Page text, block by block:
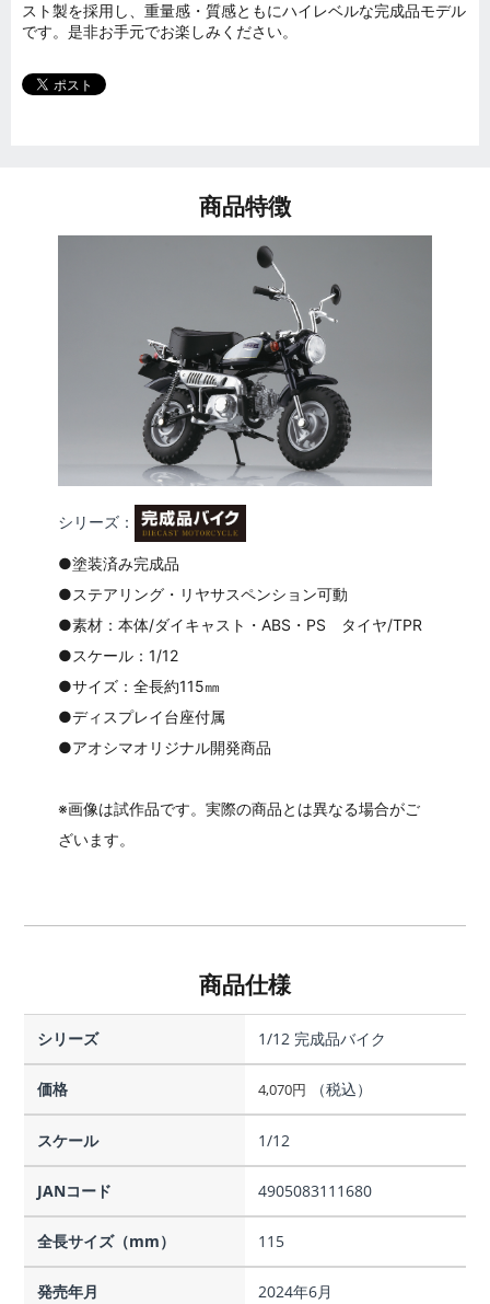
スト製を採用し、重量感・質感ともにハイレベルな完成品モデル
です。是非お手元でお楽しみください。
商品特徴
シリーズ：
●塗装済み完成品
●ステアリング・リヤサスペンション可動
●素材：本体/ダイキャスト・ABS・PS タイヤ/TPR
●スケール：1/12
●サイズ：全長約115㎜
●ディスプレイ台座付属
●アオシマオリジナル開発商品
※画像は試作品です。実際の商品とは異なる場合がご
ざいます。
商品仕様
シリーズ 1/12 完成品バイク
価格 4,070円 （税込）
スケール 1/12
JANコード 4905083111680
全長サイズ（mm） 115
発売年月 2024年6月